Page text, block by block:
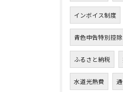
インボイス制度
青色申告特別控除
ふるさと納税
水道光熱費